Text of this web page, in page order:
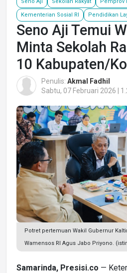
Kementerian Sosial RI Pendidikan
Seno Aji Temui
Minta Sekolah
10 Kabupaten/
Penulis: Akmal Fadhil
Sabtu, 07 Februari 2026 |
Potret pertemuan Wakil Gubernur
Wamensos RI Agus Jabo Priyono.
Samarinda, Presisi.co —